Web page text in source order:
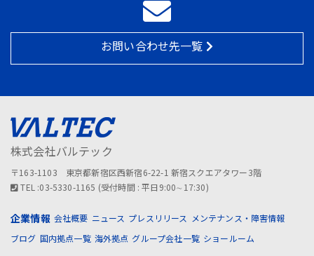
お問い合わせ先一覧
株式会社バルテック
〒163-1103 東京都新宿区西新宿6-22-1 新宿スクエアタワー3階
TEL :03-5330-1165 (受付時間 : 平日9:00∼17:30)
企業情報 会社概要 ニュース プレスリリース
メンテナンス・障害情報
ブログ 国内拠点一覧 海外拠点 グループ会社一覧 ショールーム